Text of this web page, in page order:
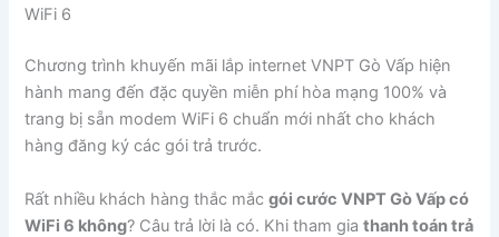
WiFi 6
Chương trình khuyến mãi lắp internet VNPT Gò Vấp hiện
hành mang đến đặc quyền miễn phí hòa mạng 100% và
trang bị sẵn modem WiFi 6 chuẩn mới nhất cho khách
hàng đăng ký các gói trả trước.
Rất nhiều khách hàng thắc mắcgói cước VNPT Gò Vấp có
WiFi 6 không? Câu trả lời là có. Khi tham giathanh toán trả